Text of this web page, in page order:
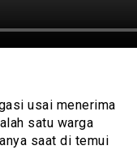
usai menerima
satu warga
saat di temui